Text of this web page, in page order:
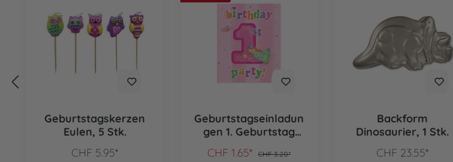
Geburtstagskerzen
Eulen, 5 Stk.
CHF 5.95*
Geburtstagseinladun
gen 1. Geburtstag
CHF 1.65* CHF 3.20*
Backform
Dinosaurier, 1 Stk.
CHF 23.55*